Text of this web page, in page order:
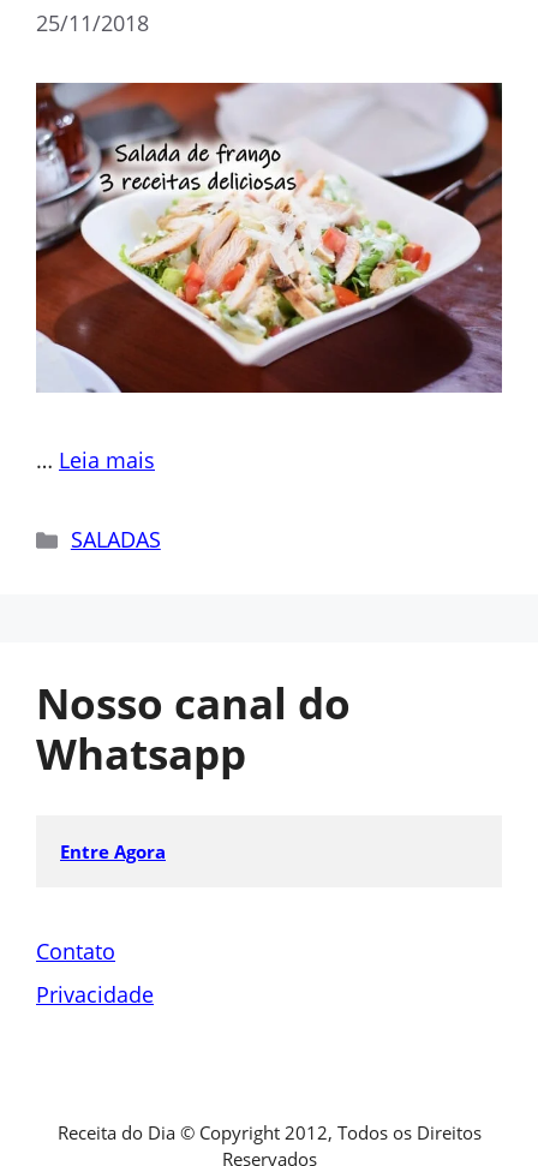
25/11/2018
… Leia mais
Categorias
SALADAS
Nosso canal do
Whatsapp
Entre Agora
Contato
Privacidade
Receita do Dia © Copyright 2012, Todos os Direitos
Reservados